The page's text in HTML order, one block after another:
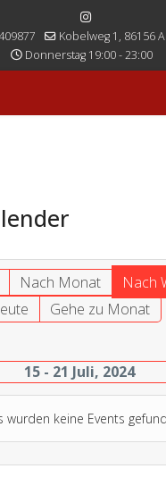
Kobelweg 1, 86156
Donnerstag 19:00 - 23:00
Nach Monat
Nach
Gehe zu Monat
15 - 21 Juli, 2024
wurden keine Events